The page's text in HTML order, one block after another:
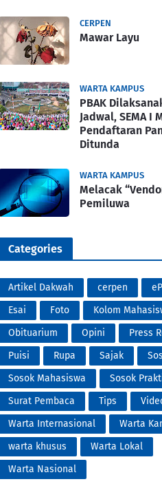
CERPEN
Mawar Layu
WARTA KAMPUS
PBAK
Jadwal, SEMA I
Pendaftaran
Ditunda
WARTA KAMPUS
Melacak
Pemiluwa
Categories
Artikel Dakwah cerpen
Esai
Foto
Kolom
Obituarium
Opini
Press
Puisi
Rupa Sajak
Sosok Mahasiswa
Sosok
Surat Pembaca
Tips
Warta Internasional
Warta
warta khusus
Warta Lokal
Warta Nasional